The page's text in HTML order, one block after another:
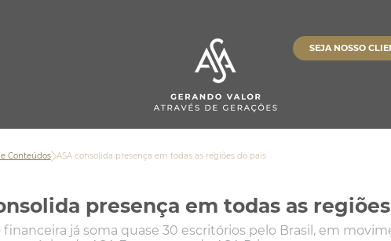
SEJA NOSSO
História
de Conteúdos
e suporte
Pagamentos
Cobrança
Investimentos
Empréstimos
Ver Todos
Investimentos
Empréstimos
Ver Todos
Conteúdos ASA consolida presença em todas as regiões do país
presença em todas as
já soma quase 30 escritórios pelo Brasil, em